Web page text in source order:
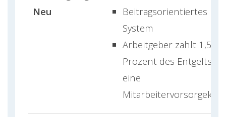
Neu
Beitragsorientiertes
System
Arbeitgeber zahlt 1,53
Prozent des Entgelts an
eine